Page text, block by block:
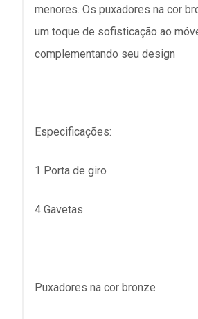
menores. Os puxadores na cor
um toque de sofisticação ao
complementando seu design
Especificações:
1 Porta de giro
4 Gavetas
Puxadores na cor bronze